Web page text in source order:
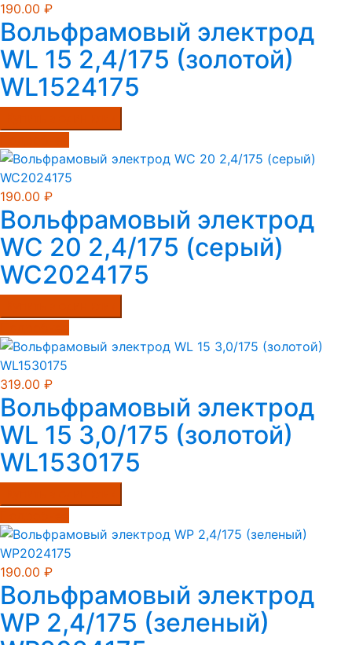
190.00 ₽
Вольфрамовый электрод
WL 15 2,4/175 (золотой)
WL1524175
190.00 ₽
Вольфрамовый электрод
WС 20 2,4/175 (серый)
WC2024175
319.00 ₽
Вольфрамовый электрод
WL 15 3,0/175 (золотой)
WL1530175
190.00 ₽
Вольфрамовый электрод
WP 2,4/175 (зеленый)